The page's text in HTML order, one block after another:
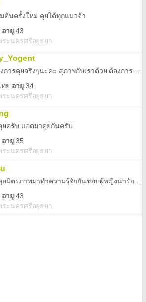
มต้นครั้งใหม่ คุยได้ทุกแนวจ้า
อายุ:43
ระนครศรีอยุธยา
ทย อายุ:34
ระนครศรีอยุธยา
ยครับ แอดมาคุยกันครับ
อายุ:35
ระนครศรีอยุธยา
อายุ:43
ระนครศรีอยุธยา